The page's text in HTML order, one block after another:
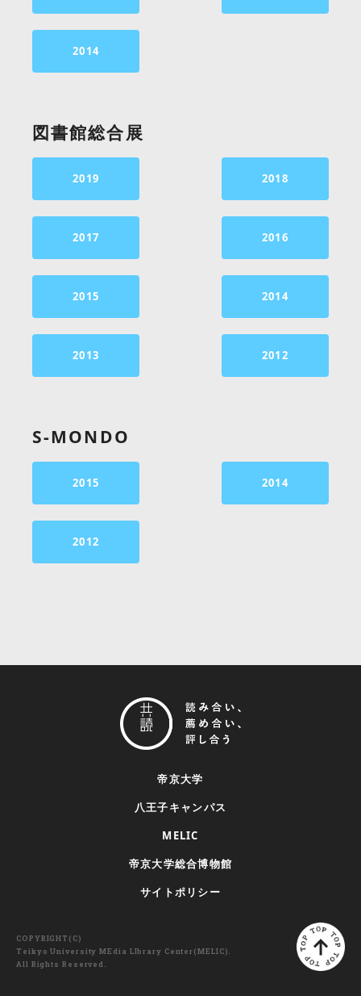
2014
図書館総合展
2019 2018
2017 2016
2015 2014
2013 2012
S-MONDO
2015 2014
2012
帝京大学
八王子キャンパス
MELIC
帝京大学総合博物館
サイトポリシー
COPYRIGHT(C)
Teikyo University MEdia LIbrary Center(MELIC).
All Rights Reserved.